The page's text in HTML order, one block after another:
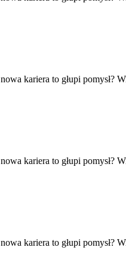
kariera to głupi pomysł?
kariera to głupi pomysł?
kariera to głupi pomysł?